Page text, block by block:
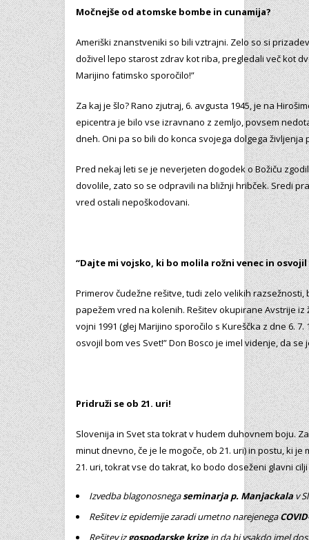
Močnejše od atomske bombe in cunamija?
Ameriški znanstveniki so bili vztrajni. Zelo so si
doživel lepo starost zdrav kot riba, pregledali več kot
Marijino fatimsko sporočilo!”
Za kaj je šlo? Rano zjutraj, 6. avgusta 1945, je na
epicentra je bilo vse izravnano z zemljo, povsem
dneh. Oni pa so bili do konca svojega dolgega
Pred nekaj leti se je neverjeten dogodek o Božiču
dovolile, zato so se odpravili na bližnji hribček. Sredi
vred ostali nepoškodovani.
“Dajte mi vojsko, ki bo molila rožni venec in osvojil
Primerov čudežne rešitve, tudi zelo velikih razsežnosti,
papežem vred na kolenih. Rešitev okupirane Avstrije
vojni 1991 (glej Marijino sporočilo s Kureščka z dne 6.
osvojil bom ves Svet!” Don Bosco je imel videnje, da
Pridruži se ob 21. uri!
Slovenija in Svet sta tokrat v hudem duhovnem boju.
minut dnevno, če je le mogoče, ob 21. uri) in postu, ki
21. uri, tokrat vse do takrat, ko bodo doseženi glavni
Izvedba blagonosnegaseminarja p. Manjackalav
Rešitev iz epidemije zaradi umetno narejenega
Rešitev izgospodarske krizein da bi vsakdo imel